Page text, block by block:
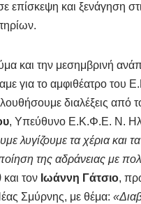
επίσκεψη και ξενάγηση
και την μεσημβρινή
για το αμφιθέατρο του
διαλέξεις από
, Υπεύθυνο Ε.Κ.Φ.Ε. Ν.
λυγίζουμε τα χέρια και
της αδράνειας με
και τον Ιωάννη Γάτσιο,
Σμύρνης, με θέμα: